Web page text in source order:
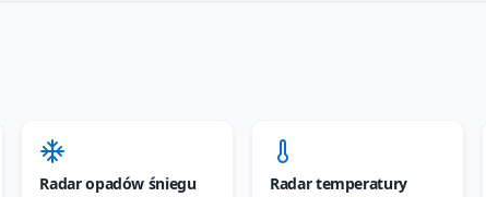
Radar opadów śniegu Radar temperatury